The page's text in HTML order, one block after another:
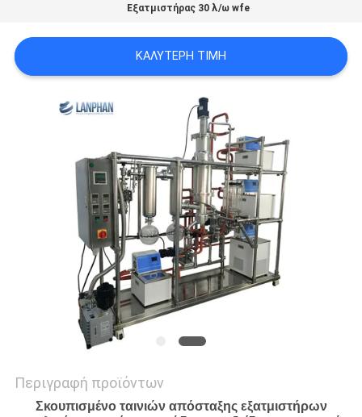
SITEMAP
ΠΟΛΙΤΙΚΉ
ΑΠΟΡΡΉΤΟΥ
Εξατμιστήρας 30 λ/ω wfe
ΚΑΛΎΤΕΡΗ ΤΙΜΉ
Περιγραφή προϊόντων
Σκουπισμένο ταινιών απόσταξης εξατμιστήρων